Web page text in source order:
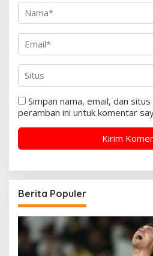
Simpan nama, email, dan
peramban ini untuk komentar
Berita Populer